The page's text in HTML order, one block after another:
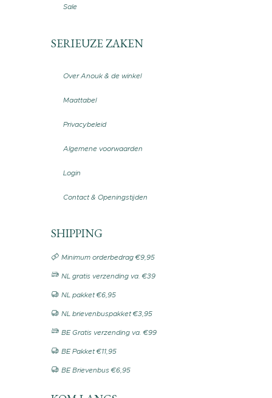
Sale
SERIEUZE ZAKEN
Over Anouk & de winkel
Maattabel
Privacybeleid
Algemene voorwaarden
Login
Contact & Openingstijden
SHIPPING
Minimum orderbedrag €9,95
NL gratis verzending va. €39
NL pakket €6,95
NL brievenbuspakket €3,95
BE Gratis verzending va. €99
BE Pakket €11,95
BE Brievenbus €6,95